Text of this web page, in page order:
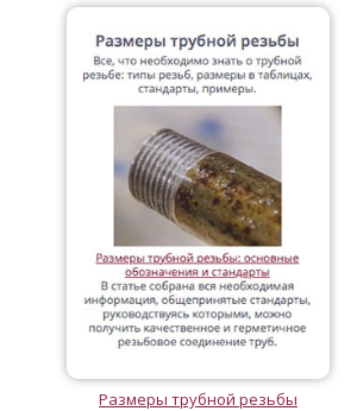
Размеры трубной резьбы